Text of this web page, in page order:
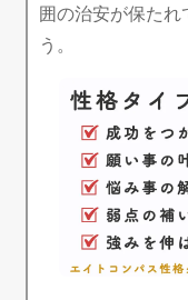
囲の治安が保たれ
う。